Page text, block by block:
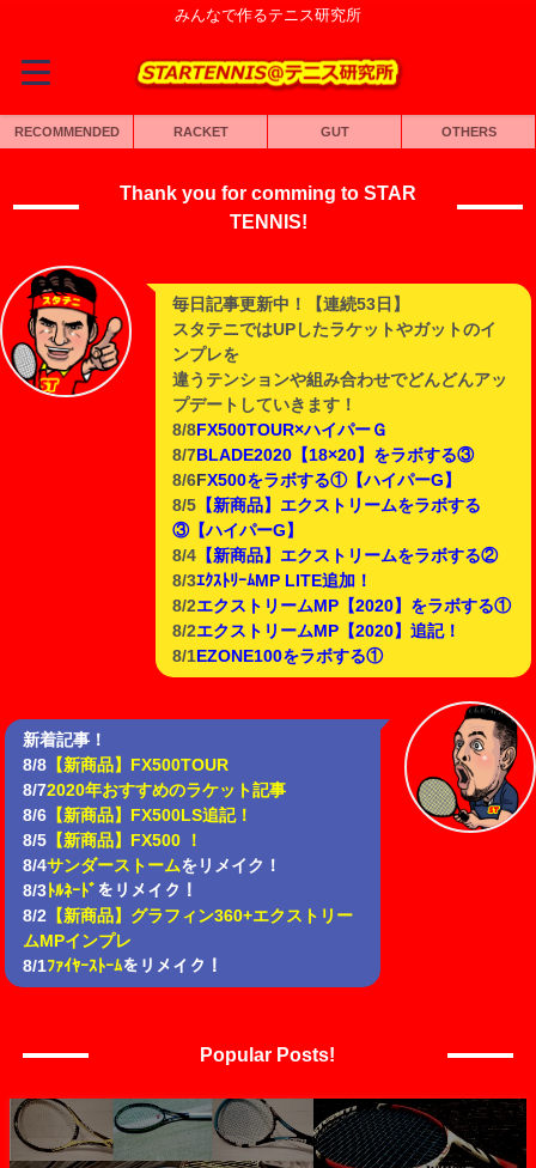
みんなで作るテニス研究所
RECOMMENDED RACKET GUT OTHERS
Thank you for comming to STAR
TENNIS!
毎日記事更新中！【連続53日】
スタテニではUPしたラケットやガットのイ
ンプレを
違うテンションや組み合わせでどんどんアッ
プデートしていきます！
8/8 FX500TOUR×ハイパーＧ
8/7 BLADE2020【18×20】をラボする③
8/6 FX500をラボする①【ハイパーG】
8/5 【新商品】エクストリームをラボする
③【ハイパーG】
8/4 【新商品】エクストリームをラボする②
8/3ｴｸｽﾄﾘｰﾑMP LITE追加！
8/2エクストリームMP【2020】をラボする①
8/2エクストリームMP【2020】追記！
8/1 EZONE100をラボする①
新着記事！
8/8【新商品】FX500TOUR
8/72020年おすすめのラケット記事
8/6【新商品】FX500LS追記！
8/5【新商品】FX500 ！
8/4サンダーストームをリメイク！
8/3ﾄﾙﾈｰﾄﾞ をリメイク！
8/2 【新商品】グラフィン360+エクストリー
ムMPインプレ
8/1 ﾌｧｲﾔｰｽﾄｰﾑをリメイク！
Popular Posts!